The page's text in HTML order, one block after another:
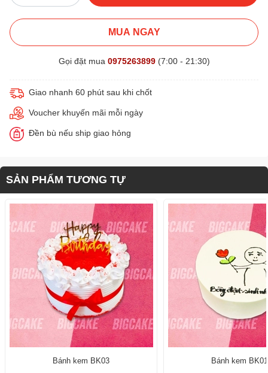
MUA NGAY
Gọi đặt mua 0975263899(7:00 - 21:30)
Giao nhanh 60 phút sau khi chốt
Voucher khuyến mãi mỗi ngày
Đền bù nếu ship giao hỏng
SẢN PHẨM TƯƠNG TỰ
Bánh kem BK03 Bánh kem BK01